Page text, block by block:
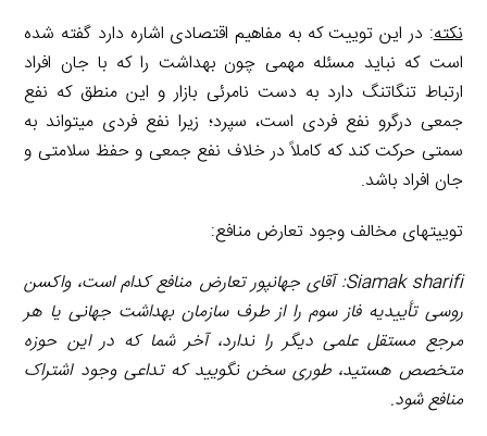
نکته: در این توییت که به مفاهیم اقتصادی اشاره دارد گفته شده
است که نباید مسئله مهمی چون بهداشت را که با جان افراد
ارتباط تنگاتنگ دارد به دست نامرئی بازار و این منطق که نفع
جمعی درگرو نفع فردی است، سپرد؛ زیرا نفع فردی می­تواند به
سمتی حرکت کند که کاملاً در خلاف نفع جمعی و حفظ سلامتی و
جان افراد باشد.
توییت­های مخالف وجود تعارض منافع:
Siamak sharifi: آقای جهانپور تعارض منافع کدام است، واکسن
روسی تأییدیه فاز سوم را از طرف سازمان بهداشت جهانی یا هر
مرجع مستقل علمی دیگر را ندارد، آخر شما که در این حوزه
متخصص هستید، طوری سخن نگویید که تداعی وجود اشتراک
منافع شود.